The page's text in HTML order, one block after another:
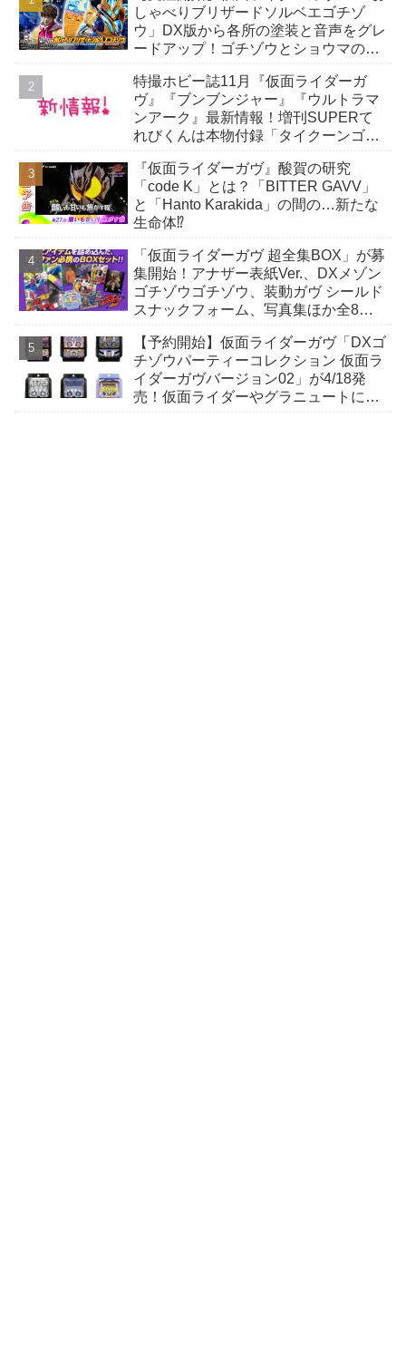
しゃべりブリザードソルベエゴチゾ
ウ」DX版から各所の塗装と音声をグレ
ードアップ！ゴチゾウとショウマのボ
特撮ホビー誌11月『仮面ライダーガ
ヴ』『ブンブンジャー』『ウルトラマ
ンアーク』最新情報！増刊SUPERて
れびくんは本物付録「タイクーンゴチ
『仮面ライダーガヴ』酸賀の研究
「code K」とは？「BITTER GAVV」
と「Hanto Karakida」の間の…新たな
生命体⁉
「仮面ライダーガヴ 超全集BOX」が募
集開始！アナザー表紙Ver.、DXメゾン
ゴチゾウゴチゾウ、装動ガヴ シールド
スナックフォーム、写真集ほか全8ア
【予約開始】仮面ライダーガヴ「DXゴ
チゾウパーティーコレクション 仮面ラ
イダーガヴバージョン02」が4/18発
売！仮面ライダーやグラニュートに扮